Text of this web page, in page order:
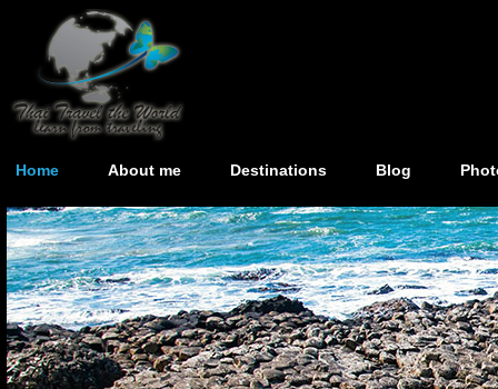
Home About me Destinations Blog